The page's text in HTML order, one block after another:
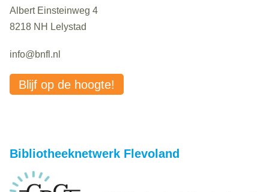
Albert Einsteinweg 4
8218 NH Lelystad
info@bnfl.nl
Blijf op de hoogte!
Bibliotheeknetwerk Flevoland